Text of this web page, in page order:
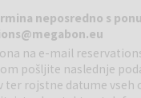
leta 2023, kar
goste. Standard
sobe: 21 m2, zakonska
160 x 200 cm),
neposredno s
na e-mail
pošljite naslednje
ter rojstne datume vseh